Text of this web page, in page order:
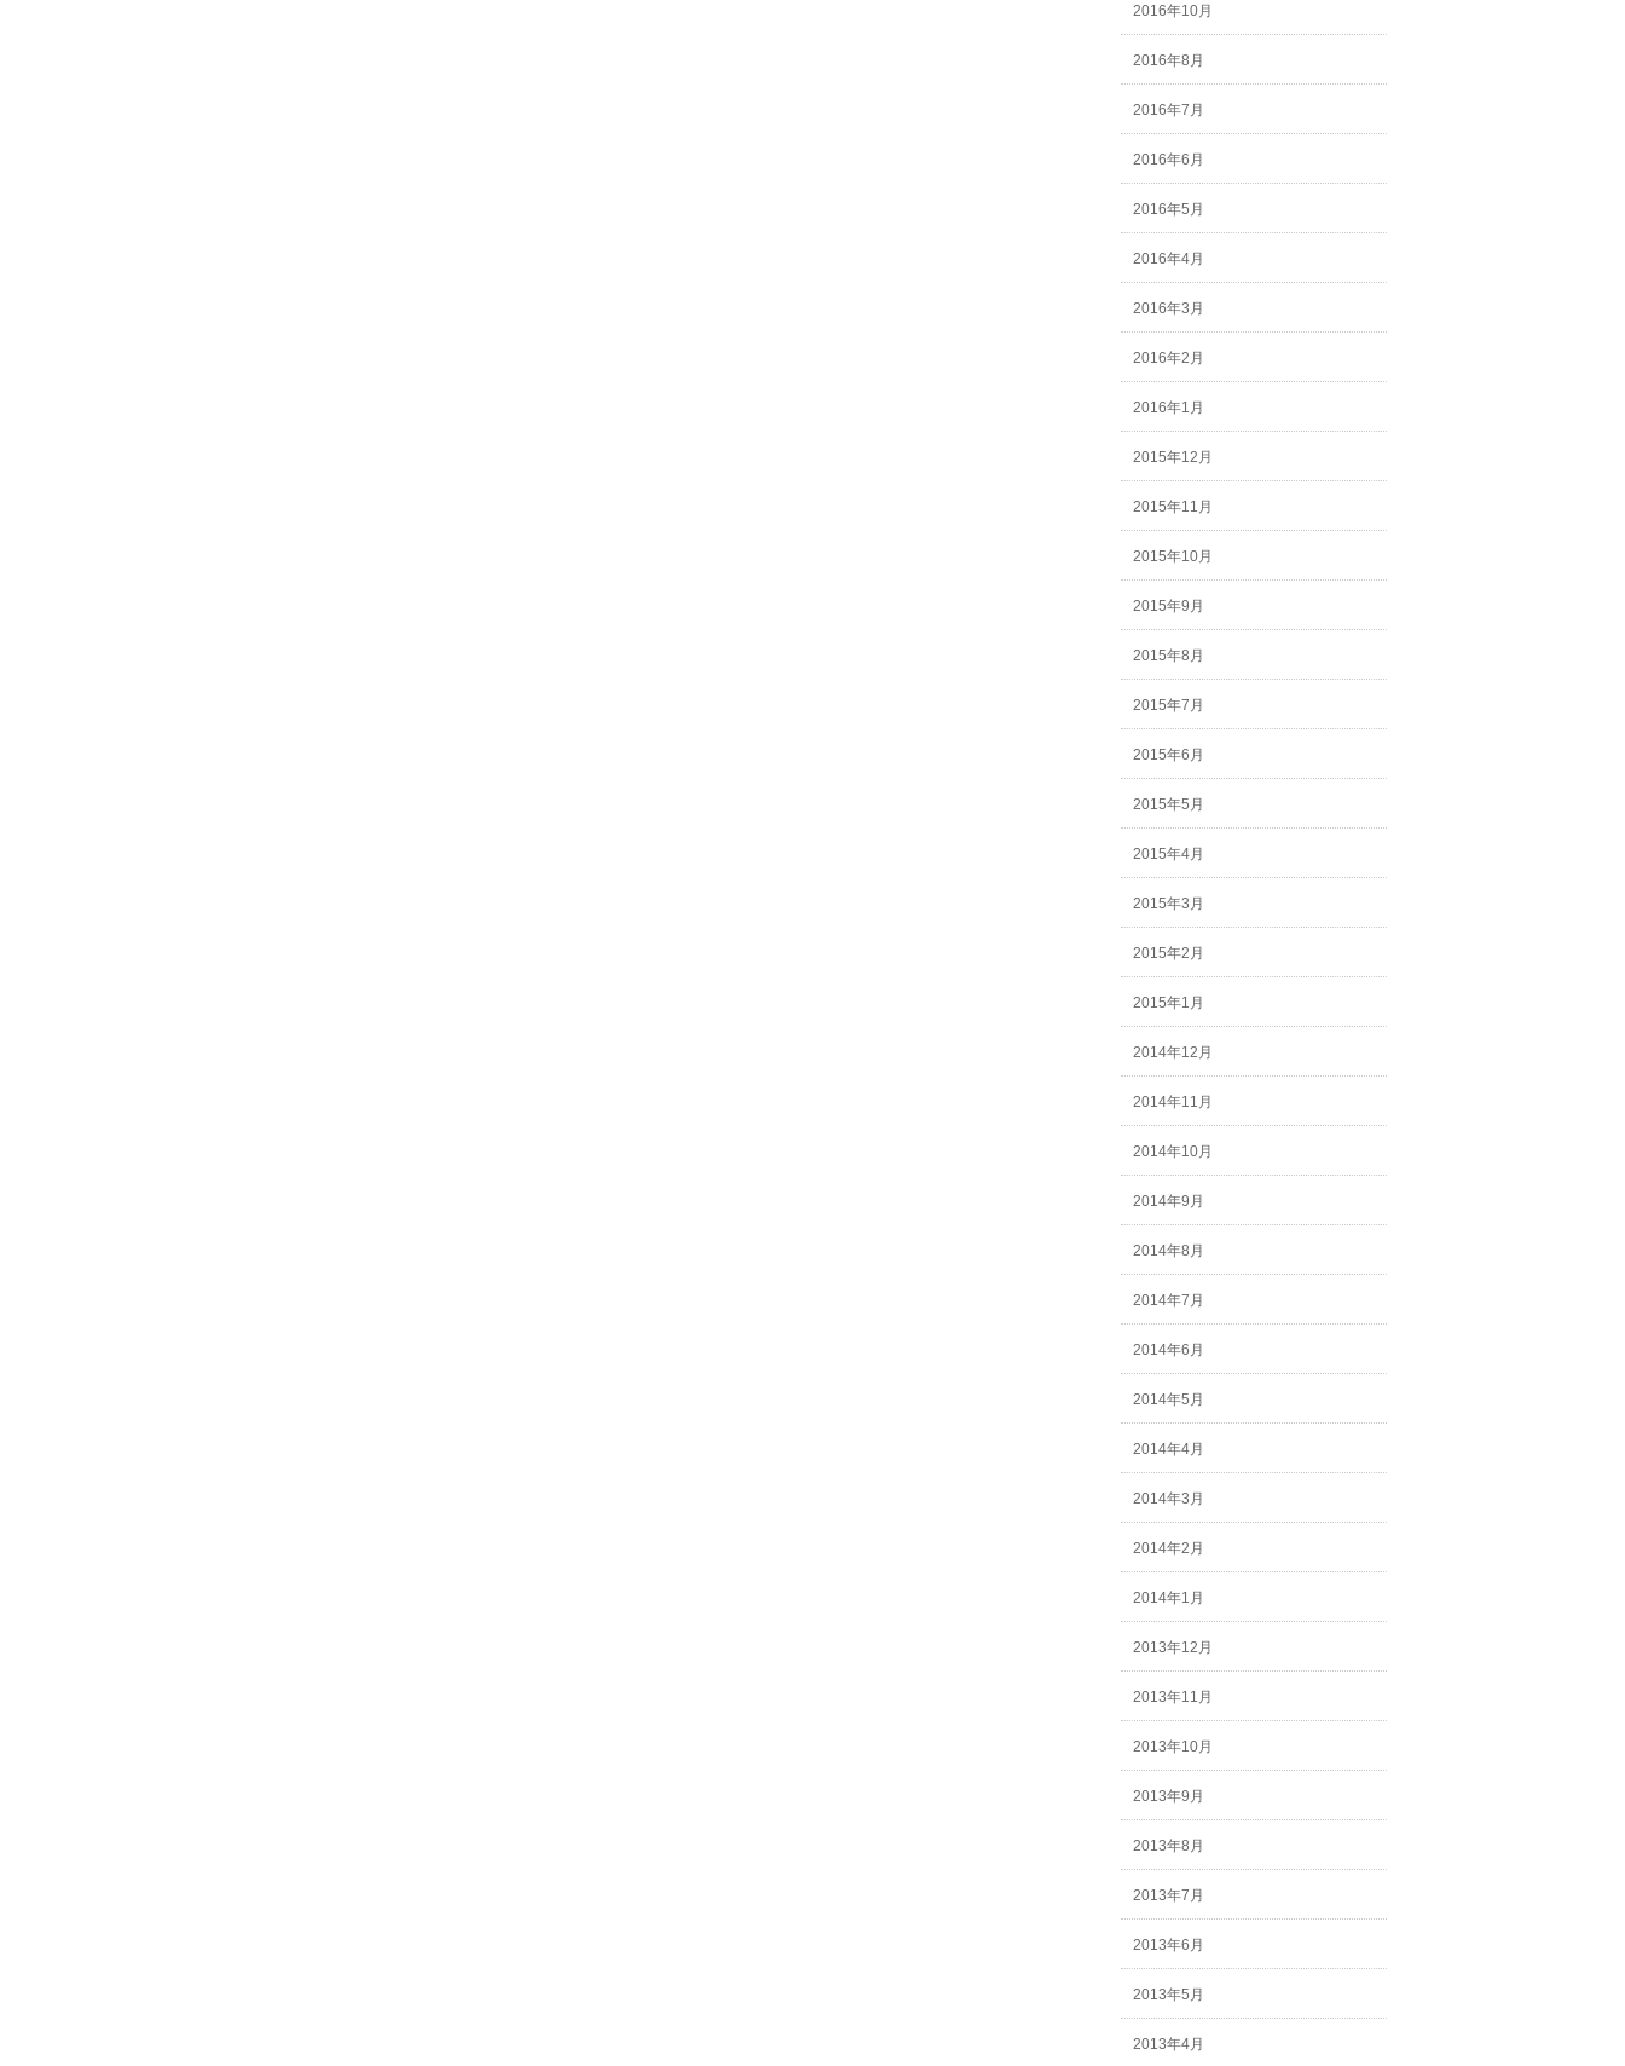
2016年10月
2016年8月
2016年7月
2016年6月
2016年5月
2016年4月
2016年3月
2016年2月
2016年1月
2015年12月
2015年11月
2015年10月
2015年9月
2015年8月
2015年7月
2015年6月
2015年5月
2015年4月
2015年3月
2015年2月
2015年1月
2014年12月
2014年11月
2014年10月
2014年9月
2014年8月
2014年7月
2014年6月
2014年5月
2014年4月
2014年3月
2014年2月
2014年1月
2013年12月
2013年11月
2013年10月
2013年9月
2013年8月
2013年7月
2013年6月
2013年5月
2013年4月